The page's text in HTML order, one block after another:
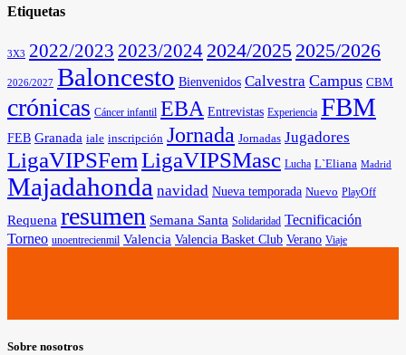
Etiquetas
3X3 2022/2023 2023/2024 2024/2025 2025/2026
2026/2027 Baloncesto Bienvenidos Calvestra Campus CBM
crónicas Cáncer infantil EBA Entrevistas Experiencia FBM
FEB Granada iale inscripción Jornada Jornadas Jugadores
LigaVIPSFemLigaVIPSMasc Lucha L`Eliana Madrid
Majadahonda navidad Nueva temporada Nuevo PlayOff
Requena resumen Semana Santa Solidaridad Tecnificación
Torneo unoentrecienmil Valencia Valencia Basket Club Verano Viaje
Sobre nosotros